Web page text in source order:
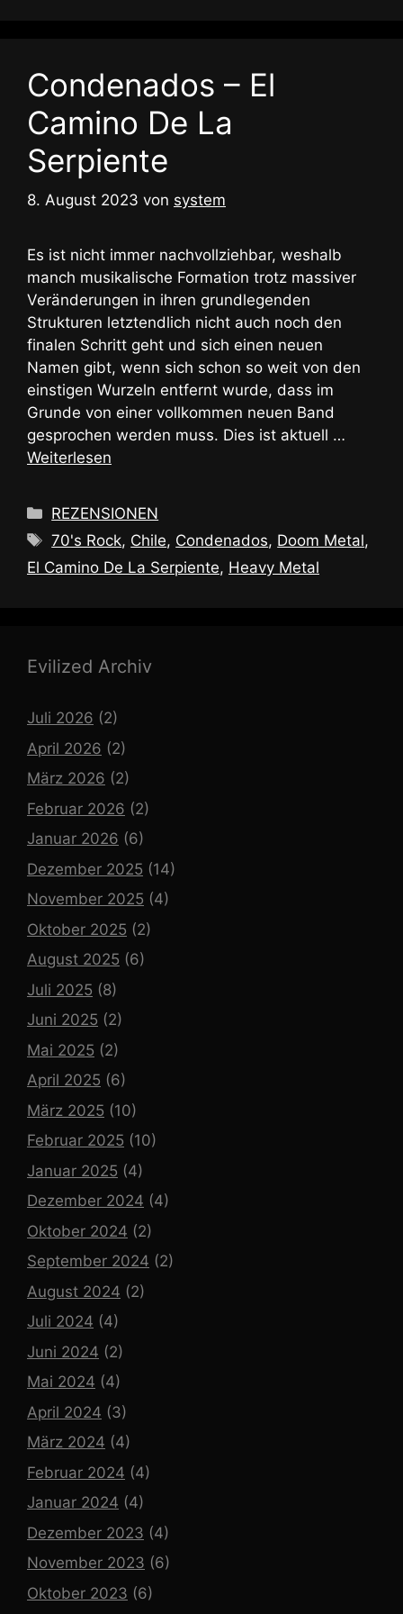
Condenados – El
Camino De La
Serpiente
8. August 2023 von system
Es ist nicht immer nachvollziehbar, weshalb
manch musikalische Formation trotz massiver
Veränderungen in ihren grundlegenden
Strukturen letztendlich nicht auch noch den
finalen Schritt geht und sich einen neuen
Namen gibt, wenn sich schon so weit von den
einstigen Wurzeln entfernt wurde, dass im
Grunde von einer vollkommen neuen Band
gesprochen werden muss. Dies ist aktuell …
Weiterlesen
Kategorien
REZENSIONEN
Schlagwörter
70's Rock, Chile, Condenados, Doom Metal,
El Camino De La Serpiente, Heavy Metal
Evilized Archiv
Juli 2026 (2)
April 2026 (2)
März 2026 (2)
Februar 2026 (2)
Januar 2026 (6)
Dezember 2025 (14)
November 2025 (4)
Oktober 2025 (2)
August 2025 (6)
Juli 2025 (8)
Juni 2025 (2)
Mai 2025 (2)
April 2025 (6)
März 2025 (10)
Februar 2025 (10)
Januar 2025 (4)
Dezember 2024 (4)
Oktober 2024 (2)
September 2024 (2)
August 2024 (2)
Juli 2024 (4)
Juni 2024 (2)
Mai 2024 (4)
April 2024 (3)
März 2024 (4)
Februar 2024 (4)
Januar 2024 (4)
Dezember 2023 (4)
November 2023 (6)
Oktober 2023 (6)